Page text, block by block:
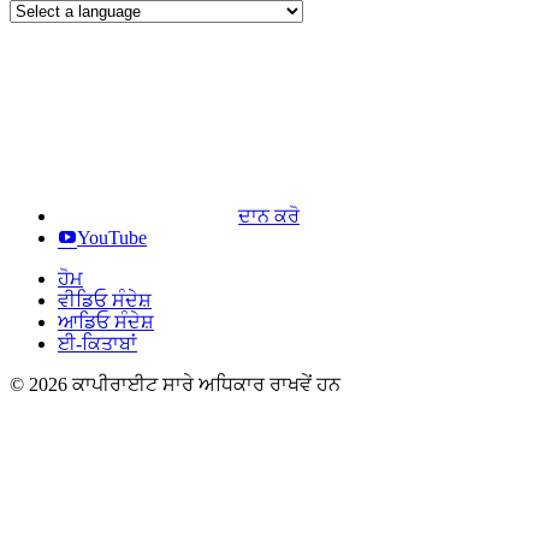
ਦਾਨ ਕਰੋ
YouTube
ਹੋਮ
ਵੀਡਿਓ ਸੰਦੇਸ਼
ਆਡਿਓ ਸੰਦੇਸ਼
ਈ-ਕਿਤਾਬਾਂ
© 2026 ਕਾਪੀਰਾਈਟ ਸਾਰੇ ਅਧਿਕਾਰ ਰਾਖਵੇਂ ਹਨ